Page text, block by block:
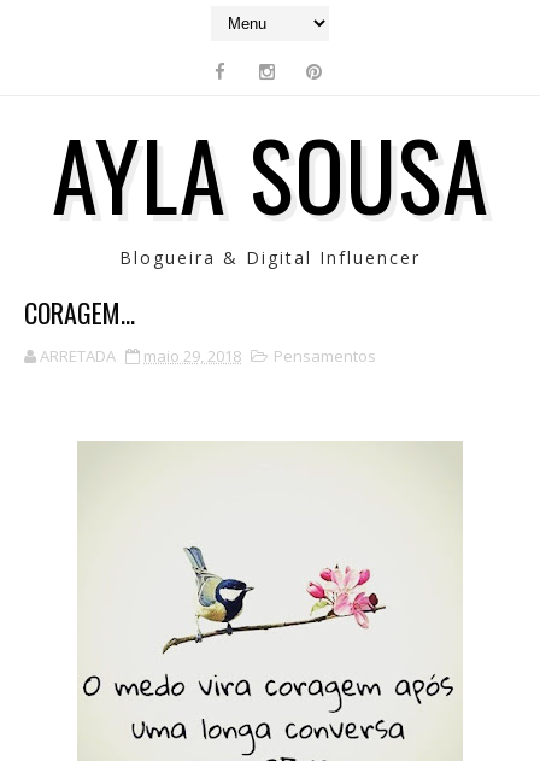
AYLA SOUSA
Blogueira & Digital Influencer
CORAGEM...
ARRETADA maio 29, 2018 Pensamentos